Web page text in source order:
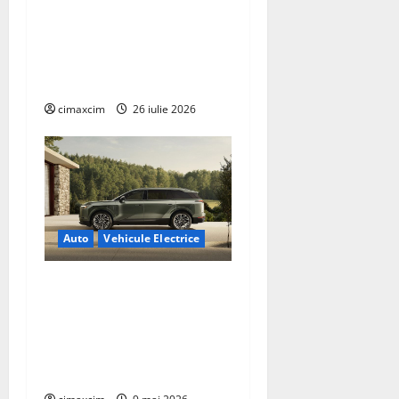
cimaxcim 26 iulie 2026
Auto Vehicule Electrice